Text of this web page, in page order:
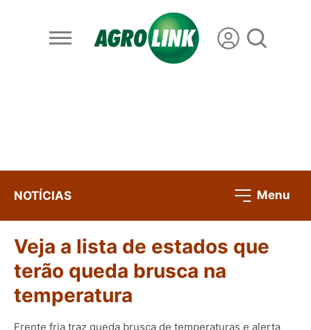
NOTÍCIAS Menu
Veja a lista de estados que
terão queda brusca na
temperatura
Frente fria traz queda brusca de temperaturas e alerta